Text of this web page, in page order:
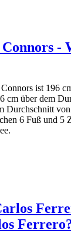
-
ist 196
cm über dem
Durchschnitt
6 Fuß und 5